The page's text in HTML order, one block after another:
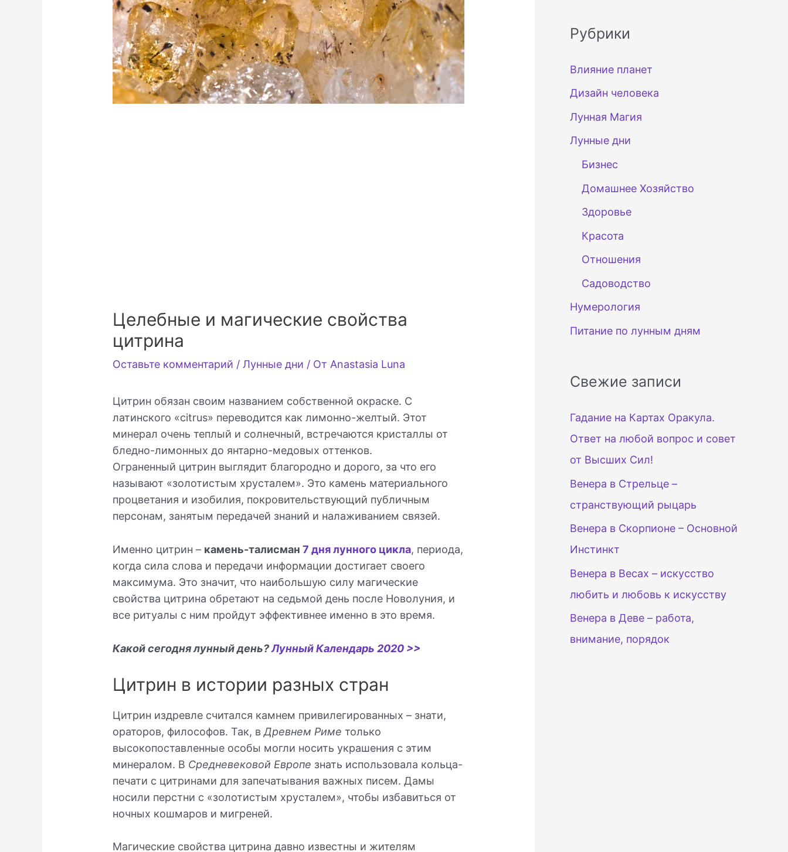
Целебные и магические свойства
цитрина
Оставьте комментарий /Лунные дни / От Anastasia Luna
Цитрин обязан своим названием собственной окраске. С
латинского «citrus» переводится как лимонно-желтый. Этот
минерал очень теплый и солнечный, встречаются кристаллы от
бледно-лимонных до янтарно-медовых оттенков.
Ограненный цитрин выглядит благородно и дорого, за что его
называют «золотистым хрусталем». Это камень материального
процветания и изобилия, покровительствующий публичным
персонам, занятым передачей знаний и налаживанием связей.
Именно цитрин – камень-талисман7 дня лунного цикла, периода,
когда сила слова и передачи информации достигает своего
максимума. Это значит, что наибольшую силу магические
свойства цитрина обретают на седьмой день после Новолуния, и
все ритуалы с ним пройдут эффективнее именно в это время.
Какой сегодня лунный день?Лунный Календарь 2020 >>
Цитрин в истории разных стран
Цитрин издревле считался камнем привилегированных – знати,
ораторов, философов. Так, вДревнем Риме только
высокопоставленные особы могли носить украшения с этим
минералом. В Средневековой Европе знать использовала кольца-
печати с цитринами для запечатывания важных писем. Дамы
носили перстни с «золотистым хрусталем», чтобы избавиться от
ночных кошмаров и мигреней.
Магические свойства цитрина давно известны и жителям
Рубрики
Влияние планет
Дизайн человека
Лунная Магия
Лунные дни
Бизнес
Домашнее Хозяйство
Здоровье
Красота
Отношения
Садоводство
Нумерология
Питание по лунным дням
Свежие записи
Гадание на Картах Оракула.
Ответ на любой вопрос и совет
от Высших Сил!
Венера в Стрельце –
странствующий рыцарь
Венера в Скорпионе – Основной
Инстинкт
Венера в Весах – искусство
любить и любовь к искусству
Венера в Деве – работа,
внимание, порядок